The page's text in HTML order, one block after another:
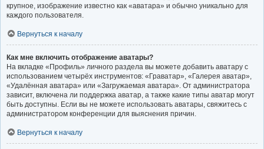
крупное, изображение известно как «аватара» и обычно уникально для
каждого пользователя.
Вернуться к началу
Как мне включить отображение аватары?
На вкладке «Профиль» личного раздела вы можете добавить аватару с
использованием четырёх инструментов: «Граватар», «Галерея аватар»,
«Удалённая аватара» или «Загружаемая аватара». От администратора
зависит, включена ли поддержка аватар, а также какие типы аватар могут
быть доступны. Если вы не можете использовать аватары, свяжитесь с
администратором конференции для выяснения причин.
Вернуться к началу